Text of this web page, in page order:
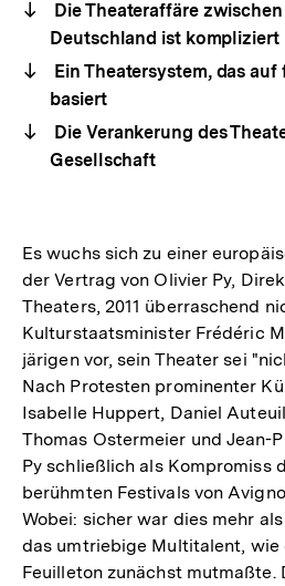
Die Theateraffäre
Deutschland ist kompliziert
Ein Theatersystem, das
basiert
Die Verankerung des
Gesellschaft
Es wuchs sich zu einer
der Vertrag von Olivier Py,
Theaters, 2011 überraschend
Kulturstaatsminister Frédéric
järigen vor, sein Theater sei
Nach Protesten prominenter
Isabelle Huppert, Daniel
Thomas Ostermeier und Jean-
Py schließlich als Kompromiss
berühmten Festivals von
Wobei: sicher war dies mehr
das umtriebige Multitalent, wie
Feuilleton zunächst mutmaßte.